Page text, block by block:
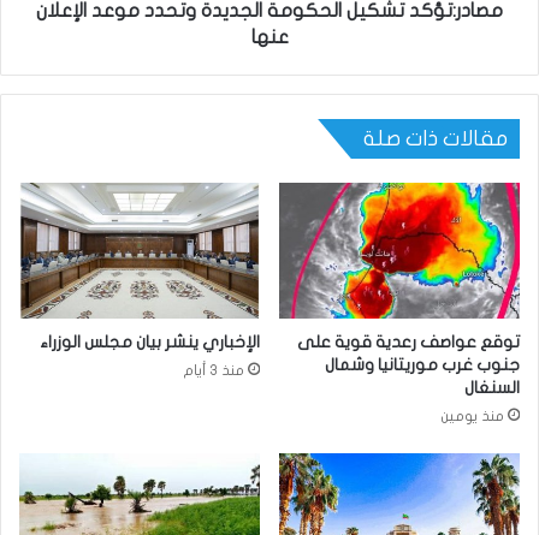
مصادر:تؤكد تشكيل الحكومة الجديدة وتحدد موعد الإعلان
عنها
مقالات ذات صلة
توقع عواصف رعدية قوية على
جنوب غرب موريتانيا وشمال
السنغال
منذ يومين
الإخباري ينشر بيان مجلس الوزراء
منذ 3 أيام